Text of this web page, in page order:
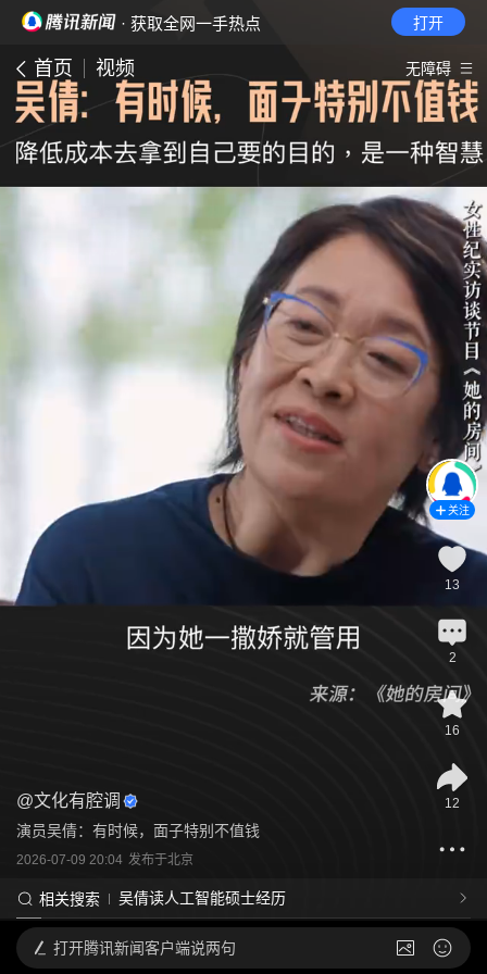
· 获取全网一手热点 打开
首页 视频 无障碍
@文化有腔调
演员吴倩：有时候，面子特别不值钱
2026-07-09 20:04 发布于北京
相关搜索 吴倩读人工智能硕士经历
关注
13
2
16
12
打开腾讯新闻客户端说两句